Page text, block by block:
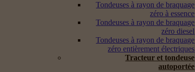
Tondeuses à rayon de braquage
zéro à essence
Tondeuses à rayon de braquage
zéro diesel
Tondeuses à rayon de braquage
zéro entièrement électriques
Tracteur et tondeuse
autoportée